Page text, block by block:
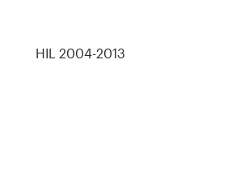
HIL 2004-2013